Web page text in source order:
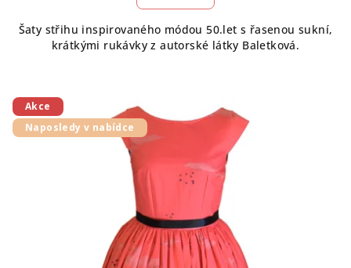
Šaty střihu inspirovaného módou 50.let s řasenou sukní,
krátkými rukávky z autorské látky Baletková.
Akce
Naposledy v nabídce